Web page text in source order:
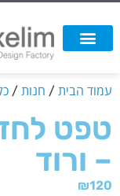
עמוד הבית / חנות /
טפט
– ורוד
₪120